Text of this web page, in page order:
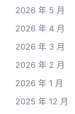
2026 年 5 月
2026 年 4 月
2026 年 3 月
2026 年 2 月
2026 年 1 月
2025 年 12 月